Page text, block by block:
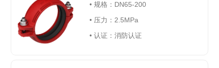
•规格： DN65-200
• 压力：2.5MPa
•认证：消防认证